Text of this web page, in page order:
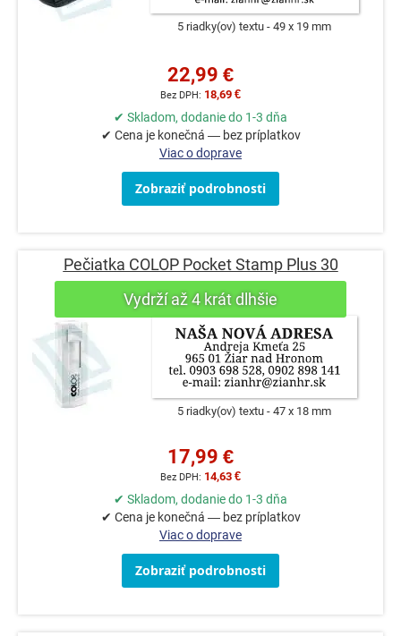
5 riadky(ov) textu 49 x 19 mm
22,99 €
18,69 €
✔ Skladom, dodanie do 1-3 dňa
✔ Cena je konečná — bez príplatkov
Viac o doprave
Zobraziť podrobnosti
Pečiatka COLOP Pocket Stamp Plus 30
5 riadky(ov) textu 47 x 18 mm
17,99 €
14,63 €
✔ Skladom, dodanie do 1-3 dňa
✔ Cena je konečná — bez príplatkov
Viac o doprave
Zobraziť podrobnosti